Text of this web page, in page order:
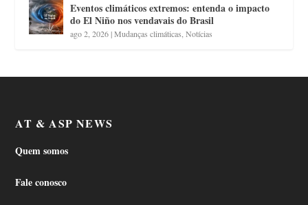
Eventos climáticos extremos: entenda o impacto
do El Niño nos vendavais do Brasil
ago 2, 2026|Mudanças climáticas,Notícias
AT & ASP NEWS
Quem somos
Fale conosco